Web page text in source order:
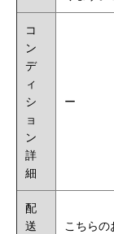
コ
ン
デ
ィ
シ
ョ
ン
詳
細
ー
配
送
こちら